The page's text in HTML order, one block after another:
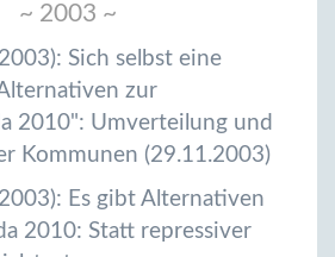
~ 2003 ~
Sich selbst eine
zur
2010": Umverteilung und
Kommunen (29.11.2003)
Es gibt Alternativen
2010: Statt repressiver